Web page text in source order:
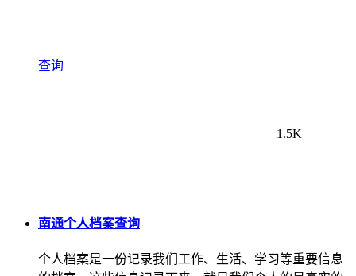
查询
1.5K
南通个人档案查询
个人档案是一份记录我们工作、生活、学习等重要信息